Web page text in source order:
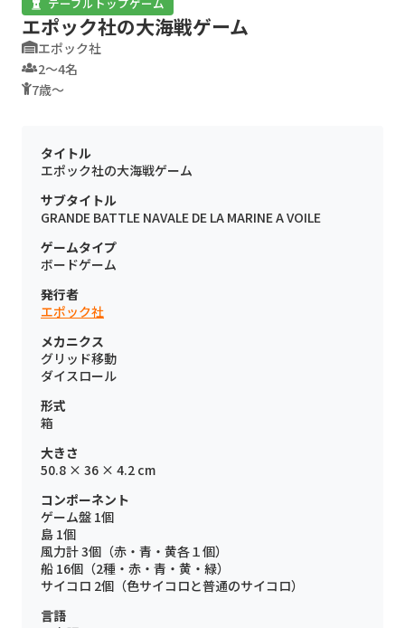
エポック社の大海戦ゲーム
エポック社
2〜4名
7歳〜
タイトル
エポック社の大海戦ゲーム
サブタイトル
GRANDE BATTLE NAVALE DE LA MARINE A VOILE
ゲームタイプ
ボードゲーム
発行者
エポック社
メカニクス
グリッド移動
ダイスロール
形式
箱
大きさ
50.8 × 36 × 4.2 cm
コンポーネント
ゲーム盤 1個
島 1個
風力計 3個（赤・青・黄各１個）
船 16個（2種・赤・青・黄・緑）
サイコロ 2個（色サイコロと普通のサイコロ）
言語